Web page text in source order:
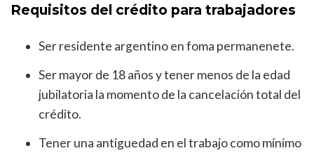
Requisitos del crédito para trabajadores
Ser residente argentino en foma permanenete.
Ser mayor de 18 años y tener menos de la edad
jubilatoria la momento de la cancelación total del
crédito.
Tener una antiguedad en el trabajo como mínimo